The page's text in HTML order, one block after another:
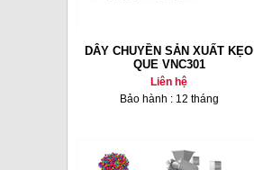
DÂY CHUYỀN SẢN XUẤT KẸO
QUE VNC301
Liên hệ
Bảo hành : 12 tháng